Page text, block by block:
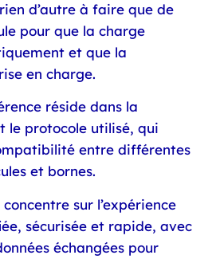
d’autre à faire que de
pour que la charge
et que la
en charge.
réside dans la
le protocole utilisé, qui
entre différentes
et bornes.
concentre sur l’expérience
sécurisée et rapide, avec
échangées pour